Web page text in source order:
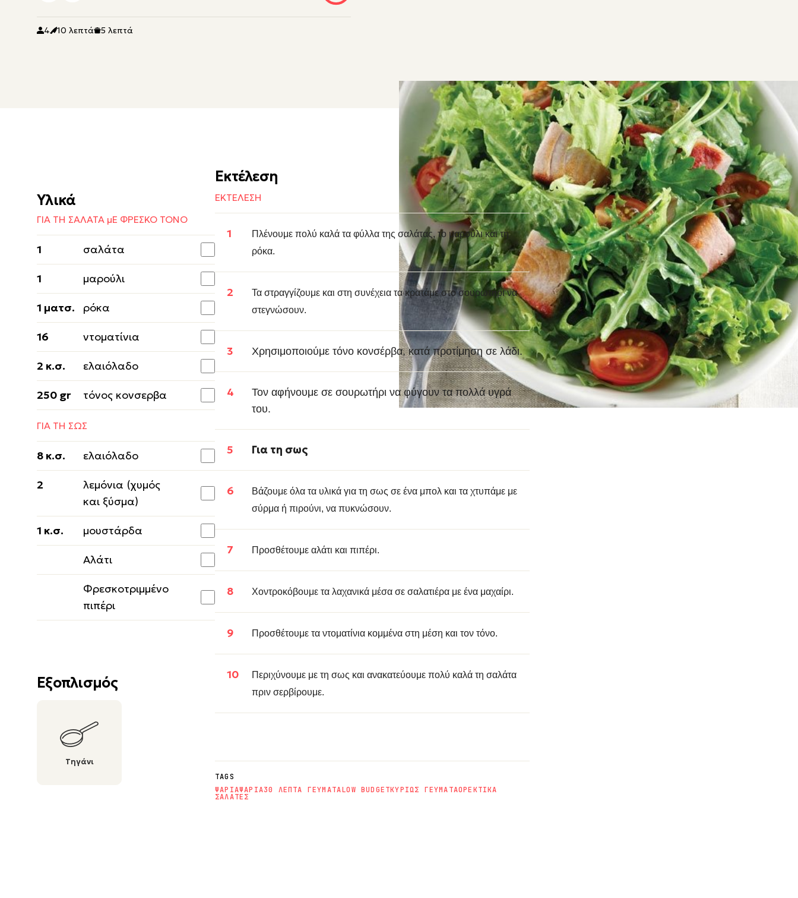
4 10 λεπτά 5 λεπτά
Υλικά
ΓΙΑ ΤΗ ΣΑΛΑΤΑ µΕ ΦΡΕΣΚΟ ΤΟΝΟ
1 σαλάτα
1 µαρούλι
1 ματσ. ρόκα
16 ντοματίνια
2 κ.σ. ελαιόλαδο
250 gr τόνος κονσερβα
ΓΙΑ ΤΗ ΣΩΣ
8 κ.σ. ελαιόλαδο
2
λεμόνια (χυμός
και ξύσμα)
1 κ.σ. μουστάρδα
Αλάτι
Φρεσκοτριμμένο
πιπέρι
Εξοπλισμός
Τηγάνι
Εκτέλεση
ΕΚΤΕΛΕΣΗ
Πλένουμε πολύ καλά τα φύλλα της σαλάτας, το μαρούλι και τη
ρόκα.
Τα στραγγίζουμε και στη συνέχεια τα κρατάμε στο σουρωτήρι να
στεγνώσουν.
Χρησιμοποιούμε τόνο κονσέρβα, κατά προτίμηση σε λάδι.
Τον αφήνουμε σε σουρωτήρι να φύγουν τα πολλά υγρά
του.
Για τη σως
Βάζουμε όλα τα υλικά για τη σως σε ένα μπολ και τα χτυπάμε με
σύρμα ή πιρούνι, να πυκνώσουν.
Προσθέτουμε αλάτι και πιπέρι.
Χοντροκόβουμε τα λαχανικά μέσα σε σαλατιέρα με ένα μαχαίρι.
Προσθέτουμε τα ντοματίνια κομμένα στη μέση και τον τόνο.
Περιχύνουμε με τη σως και ανακατεύουμε πολύ καλά τη σαλάτα
πριν σερβίρουμε.
TAGS
ΨΑΡΙΑΨΑΡΙΑ30 ΛΕΠΤΑ ΓΕΥΜΑΤΑLOW BUDGETΚΥΡΙΩΣ ΓΕΥΜΑΤΑΟΡΕΚΤΙΚΑ
ΣΑΛΑΤΕΣ